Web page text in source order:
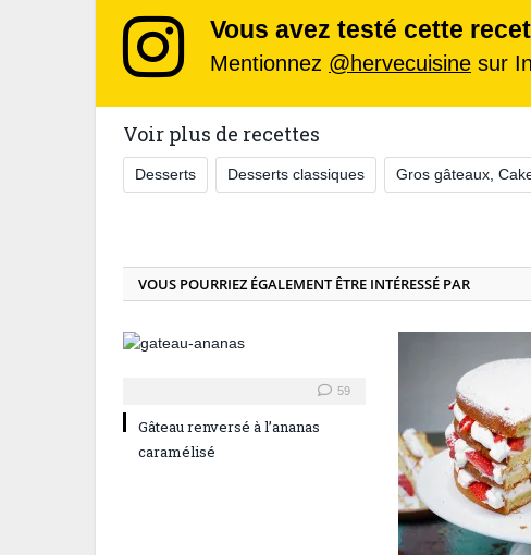
Vous avez testé cette
Mentionnez @hervecuisine sur
Voir plus de recettes
Desserts Desserts classiques Gros gâteaux,
VOUS POURRIEZ ÉGALEMENT ÊTRE INTÉRESSÉ PAR
59
Gâteau renversé à l’ananas
caramélisé